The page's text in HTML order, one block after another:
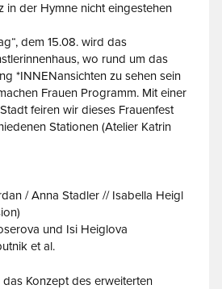
in der Hymne nicht eingestehen
dem 15.08. wird das
wo rund um das
*INNENansichten zu sehen sein
Frauen Programm. Mit einer
feiren wir dieses Frauenfest
Stationen (Atelier Katrin
/ Anna Stadler // Isabella Heigl
und Isi Heiglova
et al.
Konzept des erweiterten